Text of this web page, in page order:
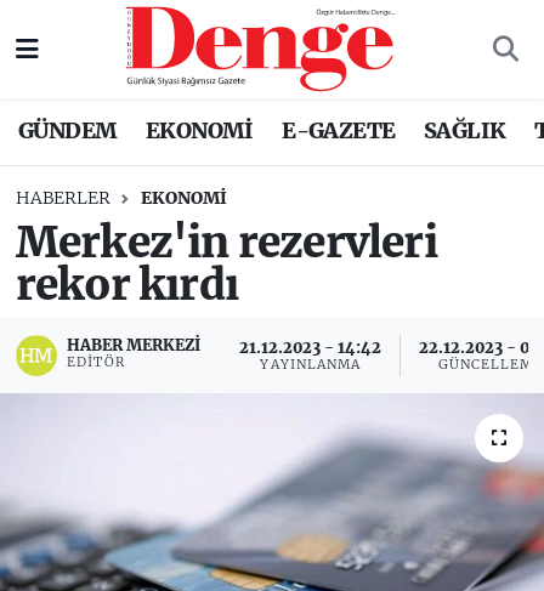
GÜNDEM EKONOMİ E-GAZETE SAĞLIK
HABERLER EKONOMİ
Merkez'in rezervleri
rekor kırdı
HABER MERKEZI
EDITÖR
21.12.2023 - 14:42
YAYINLANMA
22.12.2023 -
GÜNCELLEME
Nöbetçi Eczaneler
Trafik Durumu
Süper Lig Puan Durumu ve Fikstür
Tüm Manşetler
Son Dakika Haberleri